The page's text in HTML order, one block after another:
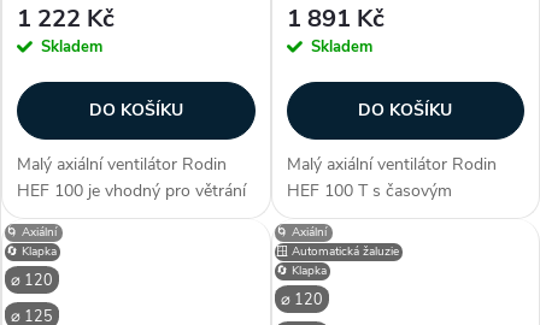
1 222 Kč
Skladem
DO KOŠÍKU
Malý axiální ventilátor Rodin
HEF 100 je vhodný pro větrání
v bytové výstavbě, pro chlazení
přístrojů, ve spojení s
hygrostatem HIG 2 nebo s
hygrostatem...
1 891 Kč
Skladem
DO KOŠÍKU
Malý axiální ventilátor Rodin
HEF 100 T s časovým
doběhem. Ventilátor je
vhodný pro větrání v bytové
výstavbě, pro chlazení přístrojů,
ve spojení s...
⌀ 120
⌀ 125
🌀 Axiální
🔄 Klapka
🪟 Automatická žaluzie
⌀ 120
🌀 Axiální
🔄 Klapka